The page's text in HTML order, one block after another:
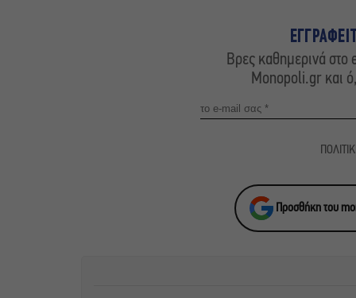
Βρες καθημερινά στο
Monopoli.gr και
Προσθήκη του